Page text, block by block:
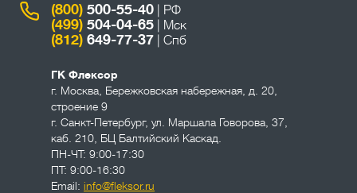
(800) 500-55-40 | РФ
(499) 504-04-65 | Мск
(812) 649-77-37 | Спб
ГК Флексор
г. Москва Бережковская набережная, д. 20,
строение 9
г. Санкт-Петербург, ул. Маршала Говорова, 37,
каб. 210, БЦ Балтийский Каскад.
ПН-ЧТ: 9:00-17:30
ПТ: 9:00-16:30
Email: info@fleksor.ru